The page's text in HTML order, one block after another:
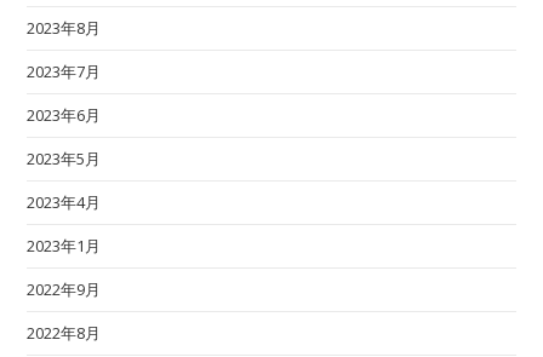
2023年8月
2023年7月
2023年6月
2023年5月
2023年4月
2023年1月
2022年9月
2022年8月